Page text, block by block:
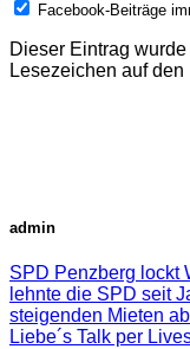
Facebook-Beiträge
Dieser Eintrag
Lesezeichen auf den
admin
SPD Penzberg lockt
lehnte die SPD seit
steigenden Mieten
Liebe´s Talk per